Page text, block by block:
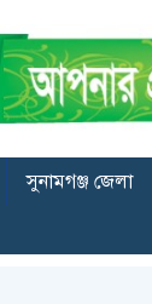
সুনামগঞ্জ জেলা